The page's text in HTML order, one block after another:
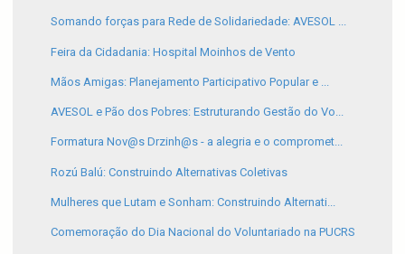
Somando forças para Rede de Solidariedade: AVESOL ...
Feira da Cidadania: Hospital Moinhos de Vento
Mãos Amigas: Planejamento Participativo Popular e ...
AVESOL e Pão dos Pobres: Estruturando Gestão do Vo...
Formatura Nov@s Drzinh@s - a alegria e o compromet...
Rozú Balú: Construindo Alternativas Coletivas
Mulheres que Lutam e Sonham: Construindo Alternati...
Comemoração do Dia Nacional do Voluntariado na PUCRS